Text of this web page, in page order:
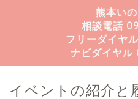
熊本い
相談電話
フリーダイヤ
ナビダイヤ
イベントの紹介と